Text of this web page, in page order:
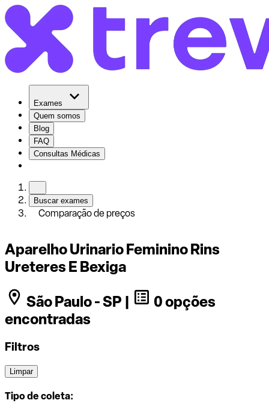
Exames
Quem somos
Blog
FAQ
Consultas Médicas
Buscar exames
Comparação de preços
Aparelho Urinario Feminino Rins
Ureteres E Bexiga
São Paulo - SP |
0 opções
encontradas
Filtros
Limpar
Tipo de coleta: